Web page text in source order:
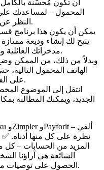
أن تكون مُحسّنة بالكامل
المحمول – لمساعدتك
النظر عن الجهاز الذي تفضل اللعب عليه.
يمكن أن يكون هذا برنامج
يتيح لك إنشاء وديعة
مدخراتك العائلية وهو ممتاز للتعامل مع مصروفك.
وبدلاً من ذلك، من الممكن وضع
الهاتف المحمول التالية،
على الفور وتسويتها عند تدفق الفاتورة.
انتقل إلى الموضوع
الجديد، ويمكنك المطالبة
نظرة على كل منها أدناه.
المزيد من الحسابات – كل
الشائعة هي آراؤنا
الحصول على توصيات موضوعية من الكازينوهات التي أذكرها.